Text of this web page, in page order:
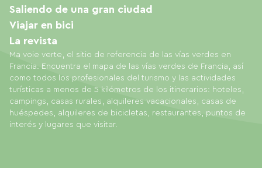
Ma voie verte, el sitio de referencia de las vías verdes en
Francia. Encuentra el mapa de las vías verdes de Francia, así
como todos los profesionales del turismo y las actividades
turísticas a menos de 5 kilómetros de los itinerarios: hoteles,
campings, casas rurales, alquileres vacacionales, casas de
huéspedes, alquileres de bicicletas, restaurantes, puntos de
interés y lugares que visitar.
Saliendo de una gran ciudad
Viajar en bici
La revista